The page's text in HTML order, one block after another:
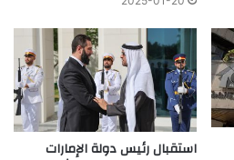
استقبال رئيس دولة الإمارات